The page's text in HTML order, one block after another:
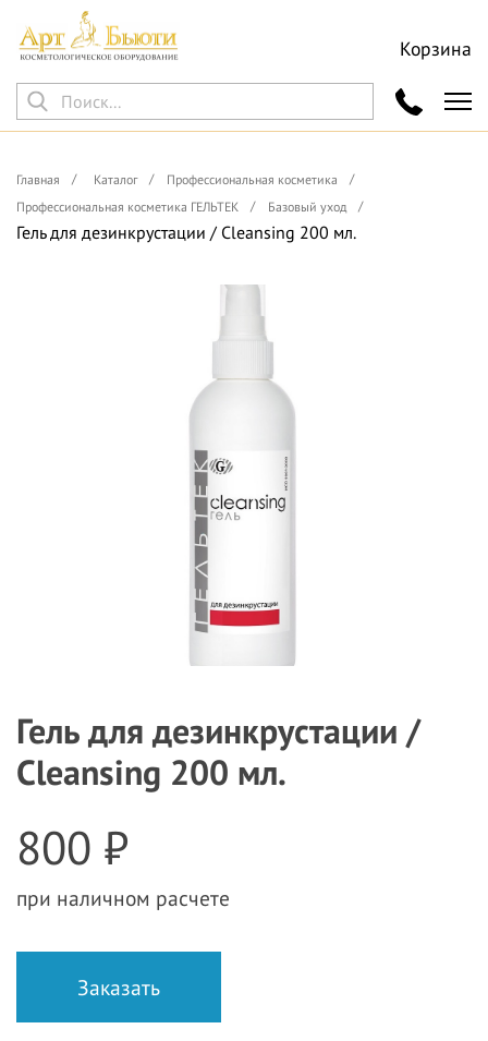
Корзина
Главная Каталог
Профессиональная косметика
Профессиональная косметика ГЕЛЬТЕК
Базовый уход
Гель для дезинкрустации / Cleansing 200 мл.
Гель для дезинкрустации /
Cleansing 200 мл.
800 ₽
при наличном расчете